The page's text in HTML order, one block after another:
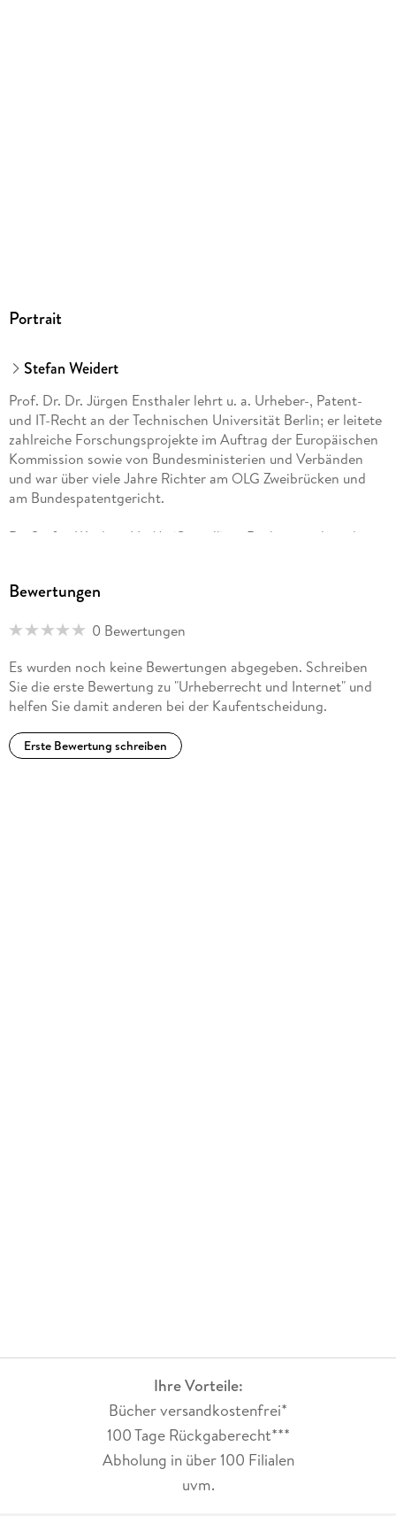
Portrait
Stefan Weidert
Prof. Dr. Dr. Jürgen Ensthaler lehrt u. a. Urheber-, Patent-
und IT-Recht an der Technischen Universität Berlin; er leitete
zahlreiche Forschungsprojekte im Auftrag der Europäischen
Kommission sowie von Bundesministerien und Verbänden
und war über viele Jahre Richter am OLG Zweibrücken und
am Bundespatentgericht.
Dr. Stefan Weidert, LL. M. (Cornell) ist Rechtsanwalt und
vor allem in Technologie-Transaktionen und komplexen IT-
Commerce, bei Lizenz- und Haftungsfragen sowie bei IT-
Schiedsverfahren.
Bewertungen
0 Bewertungen
Es wurden noch keine Bewertungen abgegeben. Schreiben
Sie die erste Bewertung zu "Urheberrecht und Internet" und
helfen Sie damit anderen bei der Kaufentscheidung.
Erste Bewertung schreiben
Ihre Vorteile:
Bücher versandkostenfrei*
100 Tage Rückgaberecht***
Abholung in über 100 Filialen
uvm.